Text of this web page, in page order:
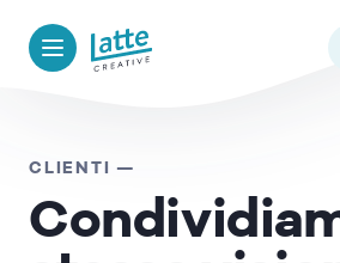
CLIENTI —
our website. If you continue to use this
you are happy with it.
READ MORE